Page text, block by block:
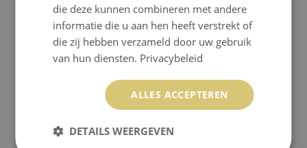
die deze kunnen combineren met andere
informatie die u aan hen heeft verstrekt of
die zij hebben verzameld door uw gebruik
van hun diensten. Privacybeleid
ALLES ACCEPTEREN
DETAILS WEERGEVEN